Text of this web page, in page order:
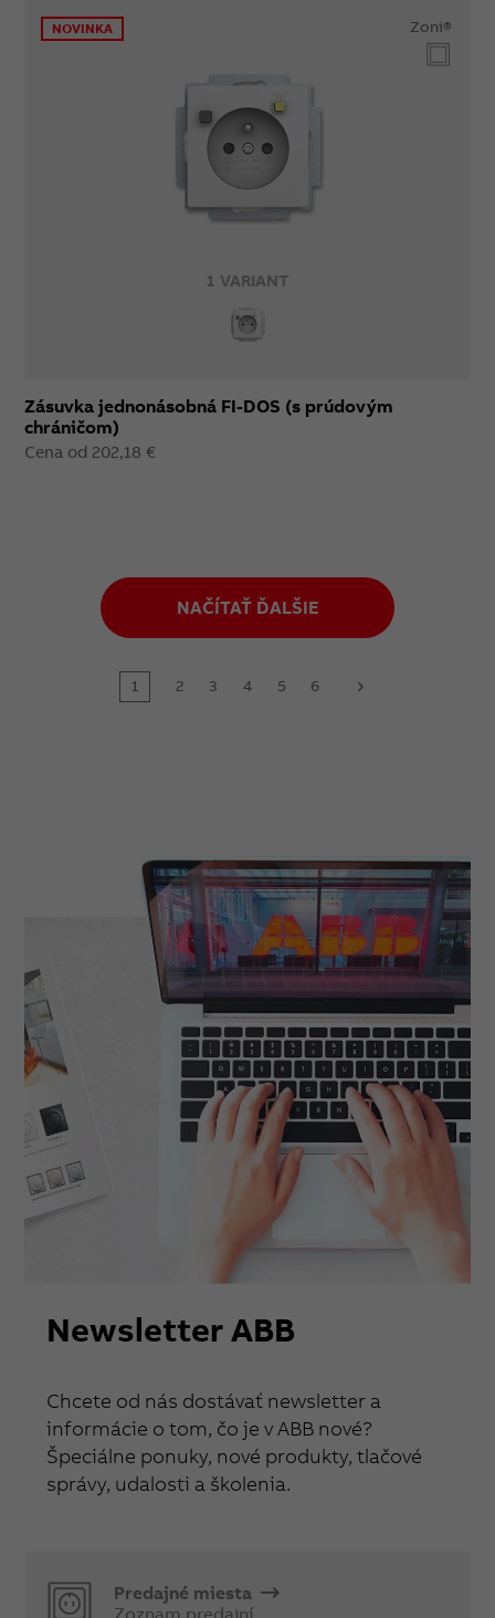
1 VARIANT
NOVINKA Zoni®
Zásuvka jednonásobná FI-DOS (s prúdovým
chráničom)
Cena od 202,18 €
NAČÍTAŤ ĎALŠIE
1 2 3 4 5
6
Newsletter ABB
Chcete od nás dostávať newsletter a
informácie o tom, čo je v ABB nové?
Špeciálne ponuky, nové produkty, tlačové
správy, udalosti a školenia.
Predajné miesta